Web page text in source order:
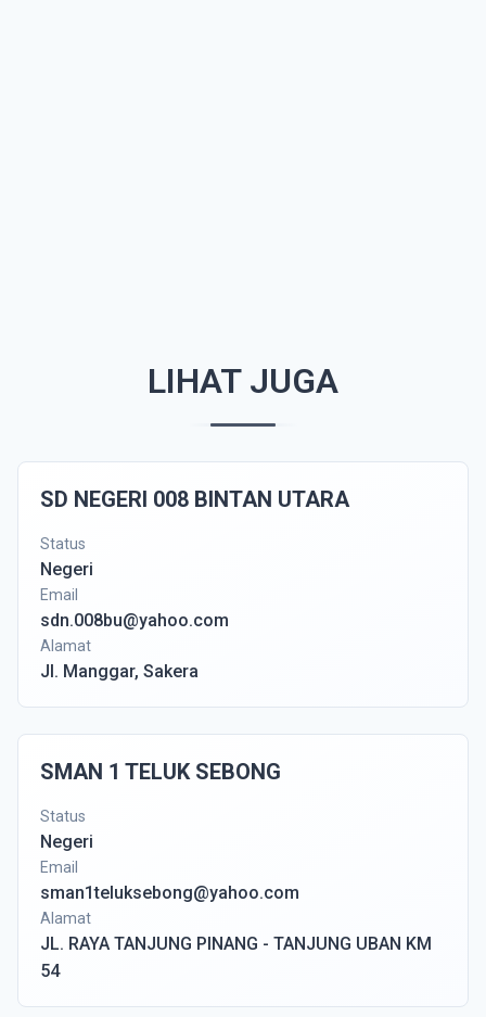
LIHAT JUGA
SD NEGERI 008 BINTAN UTARA
Status
Negeri
Email
sdn.008bu@yahoo.com
Alamat
Jl. Manggar, Sakera
SMAN 1 TELUK SEBONG
Status
Negeri
Email
sman1teluksebong@yahoo.com
Alamat
JL. RAYA TANJUNG PINANG - TANJUNG UBAN KM
54